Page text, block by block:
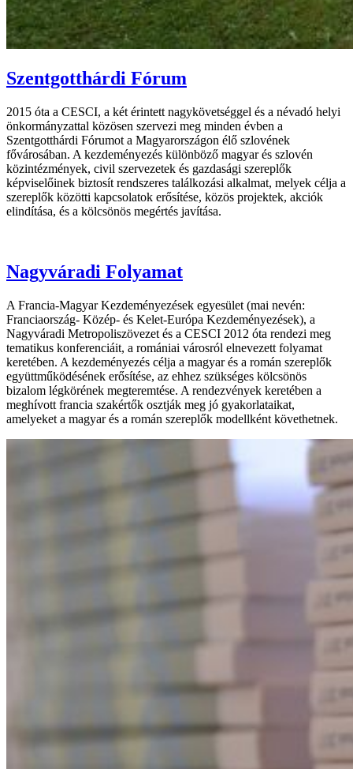
Szentgotthárdi Fórum
2015 óta a CESCI, a két érintett nagykövetséggel és a névadó helyi
önkormányzattal közösen szervezi meg minden évben a
Szentgotthárdi Fórumot a Magyarországon élő szlovének
fővárosában. A kezdeményezés különböző magyar és szlovén
közintézmények, civil szervezetek és gazdasági szereplők
képviselőinek biztosít rendszeres találkozási alkalmat, melyek célja a
szereplők közötti kapcsolatok erősítése, közös projektek, akciók
elindítása, és a kölcsönös megértés javítása.
Nagyváradi Folyamat
A Francia-Magyar Kezdeményezések egyesület (mai nevén:
Franciaország- Közép- és Kelet-Európa Kezdeményezések), a
Nagyváradi Metropoliszövezet és a CESCI 2012 óta rendezi meg
tematikus konferenciáit, a romániai városról elnevezett folyamat
keretében. A kezdeményezés célja a magyar és a román szereplők
együttműködésének erősítése, az ehhez szükséges kölcsönös
bizalom légkörének megteremtése. A rendezvények keretében a
meghívott francia szakértők osztják meg jó gyakorlataikat,
amelyeket a magyar és a román szereplők modellként követhetnek.